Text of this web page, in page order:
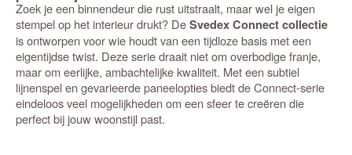
Zoek je een binnendeur die rust uitstraalt, maar wel je eigen
stempel op het interieur drukt? DeSvedex Connect collectie
is ontworpen voor wie houdt van een tijdloze basis met een
eigentijdse twist. Deze serie draait niet om overbodige franje,
maar om eerlijke, ambachtelijke kwaliteit. Met een subtiel
lijnenspel en gevarieerde paneelopties biedt de Connect-serie
eindeloos veel mogelijkheden om een sfeer te creëren die
perfect bij jouw woonstijl past.